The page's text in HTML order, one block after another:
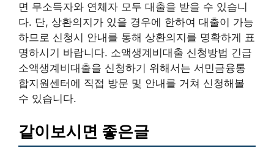
면 무소득자와 연체자 모두 대출을 받을 수 있습니
다. 단, 상환의지가 있을 경우에 한하여 대출이 가능
하므로 신청시 안내를 통해 상환의지를 명확하게 표
명하시기 바랍니다. 소액생계비대출 신청방법 긴급
소액생계비대출을 신청하기 위해서는 서민금융통
합지원센터에 직접 방문 및 안내를 거쳐 신청해볼
수 있습니다.
같이보시면 좋은글